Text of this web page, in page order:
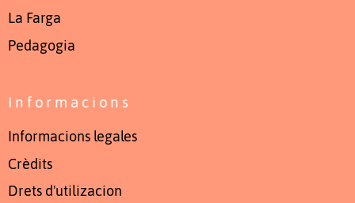
La Farga
Pedagogia
Informacions
Informacions legales
Crèdits
Drets d'utilizacion